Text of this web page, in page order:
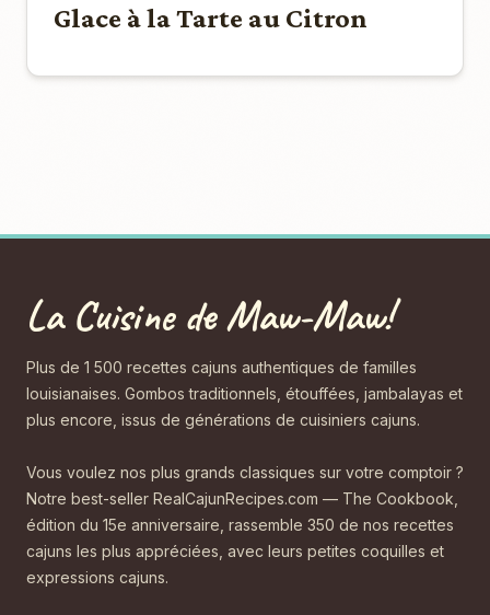
Glace à la Tarte au Citron
La Cuisine de Maw-Maw!
Plus de 1 500 recettes cajuns authentiques de familles
louisianaises. Gombos traditionnels, étouffées, jambalayas et
plus encore, issus de générations de cuisiniers cajuns.
Vous voulez nos plus grands classiques sur votre comptoir ?
Notre best-seller RealCajunRecipes.com — The Cookbook,
édition du 15e anniversaire, rassemble 350 de nos recettes
cajuns les plus appréciées, avec leurs petites coquilles et
expressions cajuns.